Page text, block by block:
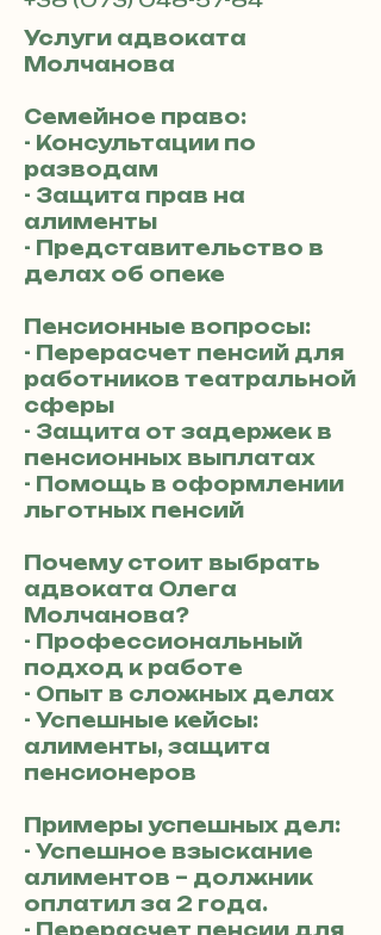
Услуги адвоката
Молчанова
Семейное право:
- Консультации по
разводам
- Защита прав на
алименты
- Представительство в
делах об опеке
Пенсионные вопросы:
- Перерасчет пенсий для
работников театральной
сферы
- Защита от задержек в
пенсионных выплатах
- Помощь в оформлении
льготных пенсий
Почему стоит выбрать
адвоката Олега
Молчанова?
- Профессиональный
подход к работе
- Опыт в сложных делах
- Успешные кейсы:
алименты, защита
пенсионеров
Примеры успешных дел:
- Успешное взыскание
алиментов – должник
оплатил за 2 года.
- Перерасчет пенсии для